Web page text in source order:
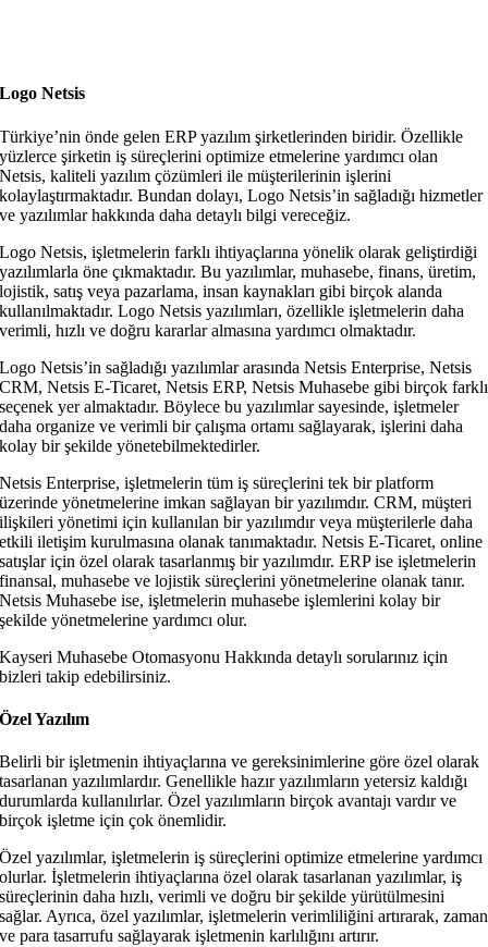
Logo Netsis
Türkiye’nin önde gelen ERP yazılım şirketlerinden biridir. Özellikle
yüzlerce şirketin iş süreçlerini optimize etmelerine yardımcı olan
Netsis, kaliteli yazılım çözümleri ile müşterilerinin işlerini
kolaylaştırmaktadır. Bundan dolayı, Logo Netsis’in sağladığı hizmetler
ve yazılımlar hakkında daha detaylı bilgi vereceğiz.
Logo Netsis, işletmelerin farklı ihtiyaçlarına yönelik olarak geliştirdiği
yazılımlarla öne çıkmaktadır. Bu yazılımlar, muhasebe, finans, üretim,
lojistik, satış veya pazarlama, insan kaynakları gibi birçok alanda
kullanılmaktadır. Logo Netsis yazılımları, özellikle işletmelerin daha
verimli, hızlı ve doğru kararlar almasına yardımcı olmaktadır.
Logo Netsis’in sağladığı yazılımlar arasında Netsis Enterprise, Netsis
CRM, Netsis E-Ticaret, Netsis ERP, Netsis Muhasebe gibi birçok farklı
seçenek yer almaktadır. Böylece bu yazılımlar sayesinde, işletmeler
daha organize ve verimli bir çalışma ortamı sağlayarak, işlerini daha
kolay bir şekilde yönetebilmektedirler.
Netsis Enterprise, işletmelerin tüm iş süreçlerini tek bir platform
üzerinde yönetmelerine imkan sağlayan bir yazılımdır. CRM, müşteri
ilişkileri yönetimi için kullanılan bir yazılımdır veya müşterilerle daha
etkili iletişim kurulmasına olanak tanımaktadır. Netsis E-Ticaret, online
satışlar için özel olarak tasarlanmış bir yazılımdır. ERP ise işletmelerin
finansal, muhasebe ve lojistik süreçlerini yönetmelerine olanak tanır.
Netsis Muhasebe ise, işletmelerin muhasebe işlemlerini kolay bir
şekilde yönetmelerine yardımcı olur.
Kayseri Muhasebe Otomasyonu Hakkında detaylı sorularınız için
bizleri takip edebilirsiniz.
Özel Yazılım
Belirli bir işletmenin ihtiyaçlarına ve gereksinimlerine göre özel olarak
tasarlanan yazılımlardır. Genellikle hazır yazılımların yetersiz kaldığı
durumlarda kullanılırlar. Özel yazılımların birçok avantajı vardır ve
birçok işletme için çok önemlidir.
Özel yazılımlar, işletmelerin iş süreçlerini optimize etmelerine yardımcı
olurlar. İşletmelerin ihtiyaçlarına özel olarak tasarlanan yazılımlar, iş
süreçlerinin daha hızlı, verimli ve doğru bir şekilde yürütülmesini
sağlar. Ayrıca, özel yazılımlar, işletmelerin verimliliğini artırarak, zaman
ve para tasarrufu sağlayarak işletmenin karlılığını artırır.